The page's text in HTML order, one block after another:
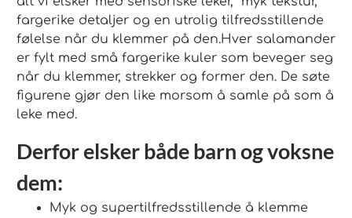
fargerike detaljer og en utrolig tilfredsstillende
følelse når du klemmer på den.Hver salamander
er fylt med små fargerike kuler som beveger seg
når du klemmer, strekker og former den. De søte
figurene gjør den like morsom å samle på som å
leke med.
Derfor elsker både barn og voksne
dem:
Myk og supertilfredsstillende å klemme